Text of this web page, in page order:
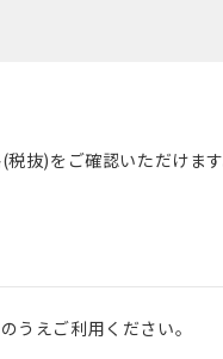
抜)をご確認いただけます
うえご利用ください。